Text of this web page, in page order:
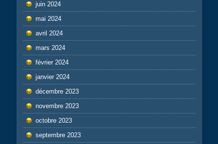
juin 2024
mai 2024
avril 2024
mars 2024
février 2024
janvier 2024
décembre 2023
novembre 2023
octobre 2023
septembre 2023